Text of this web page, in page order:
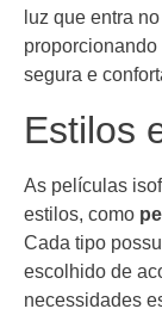
luz que entra
segura e
Estilos
As películas
estilos, como
Cada tipo
escolhido de
necessidades